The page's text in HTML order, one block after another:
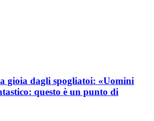
gioia dagli spogliatoi: «Uomini
questo è un punto di